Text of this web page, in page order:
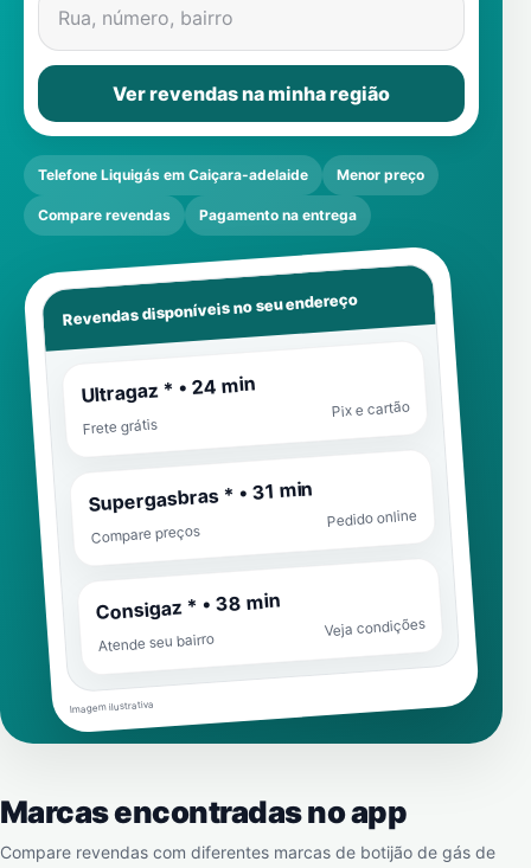
Rua, número, bairro
Ver revendas na minha região
Telefone Liquigás em Caiçara-adelaide Menor preço
Compare revendas Pagamento na entrega
Revendas disponíveis no seu endereço
Ultragaz * • 24 min
Frete grátis
Pix e cartão
Supergasbras * • 31 min
Compare preços
Pedido online
Consigaz * • 38 min
Atende seu bairro
Veja condições
Imagem ilustrativa
Marcas encontradas no app
Compare revendas com diferentes marcas de botijão de gás de